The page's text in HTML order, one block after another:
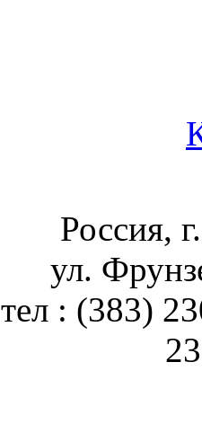
Россия,
ул.
тел : (383)